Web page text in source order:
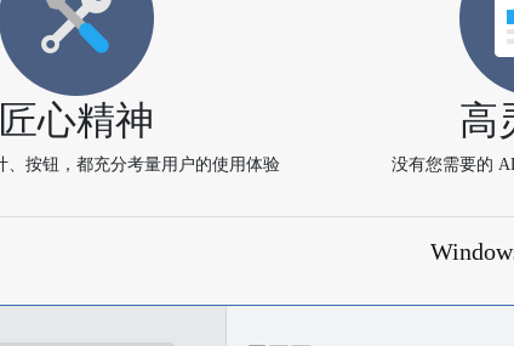
匠心精神
、按钮，都充分考量用户的使用体验
高
没有您需要的